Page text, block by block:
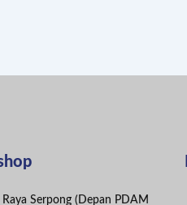
Raya Serpong (Depan PDAM